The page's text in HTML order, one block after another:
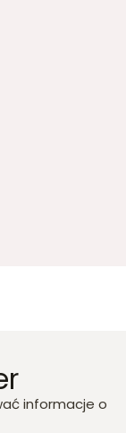
informacje o